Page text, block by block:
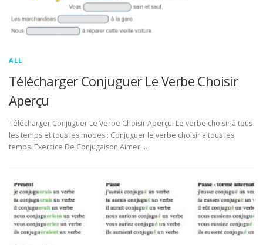
ALL
Télécharger Conjuguer Le Verbe Choisir
Aperçu
Télécharger Conjuguer Le Verbe Choisir Aperçu. Le verbe choisir à tous
les temps et tous les modes : Conjuguer le verbe choisir à tous les
temps. Exercice De Conjugaison Aimer …